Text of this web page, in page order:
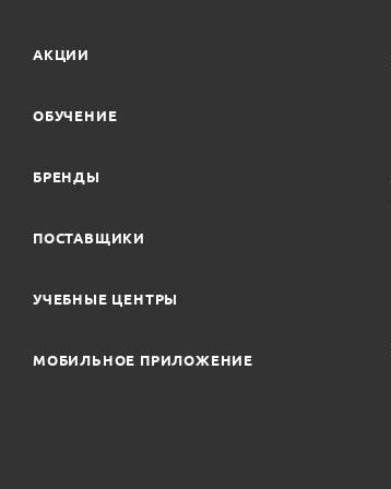
АКЦИИ
ОБУЧЕНИЕ
БРЕНДЫ
ПОСТАВЩИКИ
УЧЕБНЫЕ ЦЕНТРЫ
МОБИЛЬНОЕ ПРИЛОЖЕНИЕ